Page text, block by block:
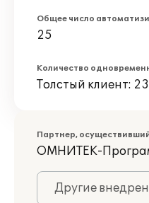
Общее число
25
Количество
Толстый клиент: 23
Партнер,
ОМНИТЕК-
Другие